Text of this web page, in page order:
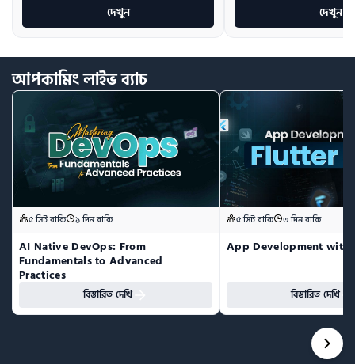
দেখুন দেখুন
আপকামিংলাইভব্যাচ
৫ সিট বাকি ১ দিন বাকি
AI Native DevOps: From
Fundamentals to Advanced
Practices
বিস্তারিত দেখি
৫ সিট বাকি ৩ দিন বাকি
App Development with
বিস্তারিত দেখি